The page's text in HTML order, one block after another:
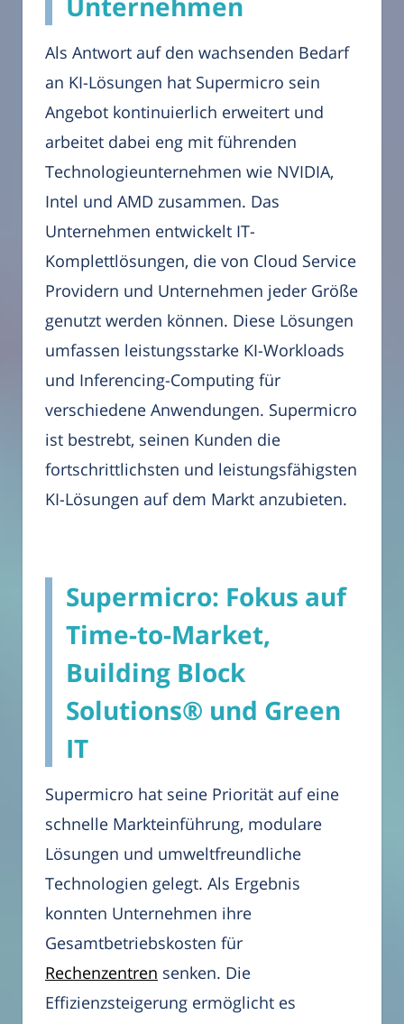
Als Antwort auf den wachsenden Bedarf
an KI-Lösungen hat Supermicro sein
Angebot kontinuierlich erweitert und
arbeitet dabei eng mit führenden
Technologieunternehmen wie NVIDIA,
Intel und AMD zusammen. Das
Unternehmen entwickelt IT-
Komplettlösungen, die von Cloud Service
Providern und Unternehmen jeder Größe
genutzt werden können. Diese Lösungen
umfassen leistungsstarke KI-Workloads
und Inferencing-Computing für
verschiedene Anwendungen. Supermicro
ist bestrebt, seinen Kunden die
fortschrittlichsten und leistungsfähigsten
KI-Lösungen auf dem Markt anzubieten.
Supermicro: Fokus auf
Time-to-Market,
Building Block
Solutions® und Green
IT
Supermicro hat seine Priorität auf eine
schnelle Markteinführung, modulare
Lösungen und umweltfreundliche
Technologien gelegt. Als Ergebnis
konnten Unternehmen ihre
Gesamtbetriebskosten für
Rechenzentren senken. Die
Effizienzsteigerung ermöglicht es